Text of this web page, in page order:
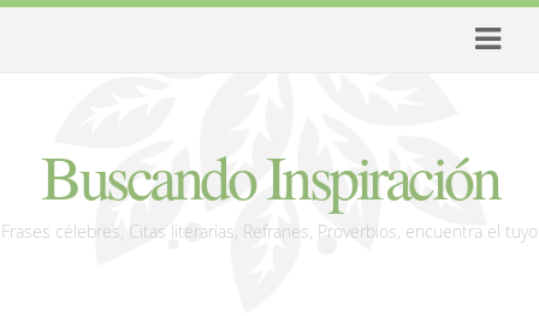
Buscando Inspiración
Frases célebres, Citas literarias, Refranes, Proverbios, encuentra el tuyo